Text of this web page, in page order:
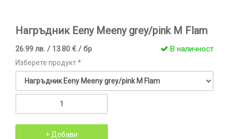
Нагръдник Eeny Meeny grey/pink M Flam
26.99 лв. / 13.80 € / бр В наличност
Изберете продукт *